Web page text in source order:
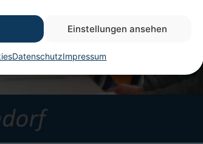
Einstellungen ansehen
DatenschutzImpressum